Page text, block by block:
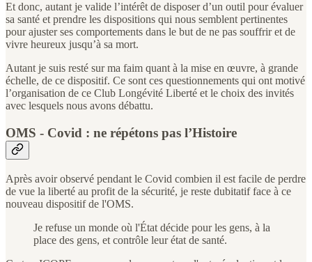
Et donc, autant je valide l’intérêt de disposer d’un outil pour évaluer
sa santé et prendre les dispositions qui nous semblent pertinentes
pour ajuster ses comportements dans le but de ne pas souffrir et de
vivre heureux jusqu’à sa mort.
Autant je suis resté sur ma faim quant à la mise en œuvre, à grande
échelle, de ce dispositif. Ce sont ces questionnements qui ont motivé
l’organisation de ce Club Longévité Liberté et le choix des invités
avec lesquels nous avons débattu.
OMS - Covid : ne répétons pas l’Histoire
Après avoir observé pendant le Covid combien il est facile de perdre
de vue la liberté au profit de la sécurité, je reste dubitatif face à ce
nouveau dispositif de l'OMS.
Je refuse un monde où l'État décide pour les gens, à la
place des gens, et contrôle leur état de santé.